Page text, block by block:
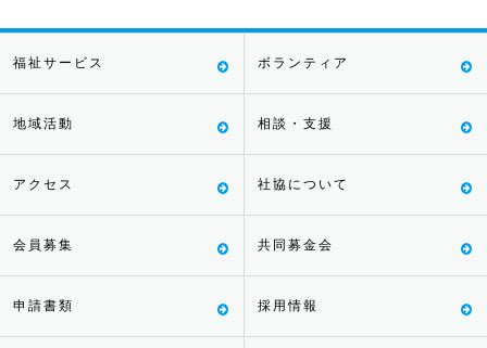
福祉サービス ボランティア
地域活動 相談・支援
アクセス 社協について
会員募集 共同募金会
申請書類 採用情報